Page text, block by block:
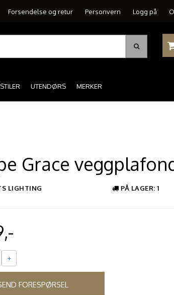
Forsendelse og retur Personvern Logg på
UTENDØRS MERKER
Grace
LIGHTING PÅ LAGER: 1
+
FORESPØRSEL